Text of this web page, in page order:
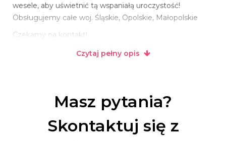
wesele, aby uświetnić tą wspaniałą uroczystość!
Obsługujemy całe woj. Śląskie, Opolskie, Małopolskie
Czekamy na kontakt!
- usługi animacyjne dla dzieci,
- balony z helem (pudło z balonami, balony LED,
Czytaj pełny opis
Masz pytania?
Skontaktuj się z